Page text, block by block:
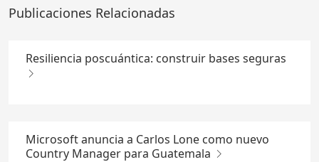
Publicaciones Relacionadas
Resiliencia poscuántica: construir bases seguras
Microsoft anuncia a Carlos Lone como nuevo
Country Manager para Guatemala